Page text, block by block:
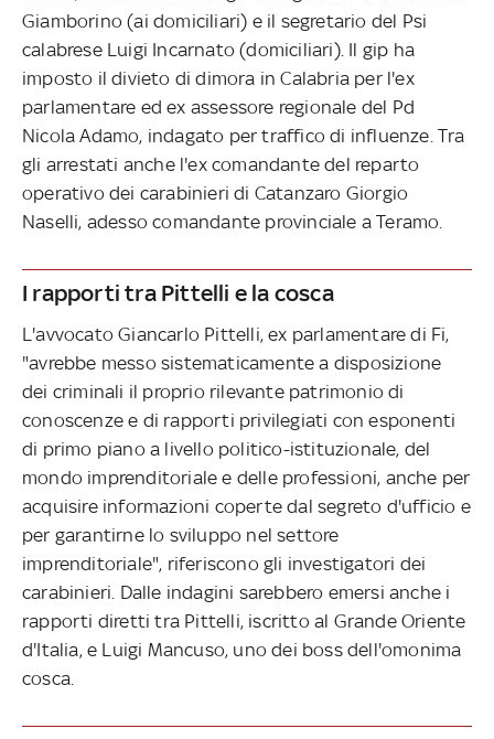
Giamborino (ai domiciliari) e il segretario del Psi
calabrese Luigi Incarnato (domiciliari). Il gip ha
imposto il divieto di dimora in Calabria per l'ex
parlamentare ed ex assessore regionale del Pd
Nicola Adamo, indagato per traffico di influenze. Tra
gli arrestati anche l'ex comandante del reparto
operativo dei carabinieri di Catanzaro Giorgio
Naselli, adesso comandante provinciale a Teramo.
I rapporti tra Pittelli e la cosca
L'avvocato Giancarlo Pittelli, ex parlamentare di Fi,
"avrebbe messo sistematicamente a disposizione
dei criminali il proprio rilevante patrimonio di
conoscenze e di rapporti privilegiati con esponenti
di primo piano a livello politico-istituzionale, del
mondo imprenditoriale e delle professioni, anche per
acquisire informazioni coperte dal segreto d'ufficio e
per garantirne lo sviluppo nel settore
imprenditoriale", riferiscono gli investigatori dei
carabinieri. Dalle indagini sarebbero emersi anche i
rapporti diretti tra Pittelli, iscritto al Grande Oriente
d'Italia, e Luigi Mancuso, uno dei boss dell'omonima
cosca.